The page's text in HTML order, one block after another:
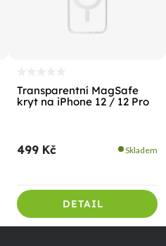
Transparentní MagSafe
kryt na iPhone 12 / 12 Pro
499 Kč Skladem
DETAIL